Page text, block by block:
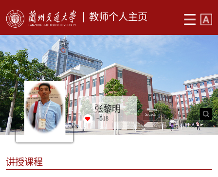
教师个人主页
张黎明
+518
讲授课程